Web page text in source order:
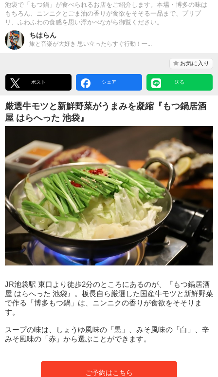
池袋で「もつ鍋」が食べられるお店をご紹介します。本場・博多の味は
もちろん、ニンニクとごま油の香りが食欲をそそる一品まで、プリプ
リ、ふわふわの食感を思い浮かべながら御覧ください。
ちはらん
旅と音楽が大好き 思い立ったらすぐ行動！一...
お気に入り
ポスト シェア 送る
厳選牛モツと新鮮野菜がうまみを凝縮『もつ鍋居酒
屋 はらへった 池袋』
JR池袋駅 東口より徒歩2分のところにあるのが、『もつ鍋居酒
屋 はらへった 池袋』。板長自ら厳選した国産牛モツと新鮮野菜
で作る「博多もつ鍋」は、ニンニクの香りが食欲をそそりま
す。
スープの味は、しょうゆ風味の「黒」、みそ風味の「白」、辛
みそ風味の「赤」から選ぶことができます。
ご予約はこちら